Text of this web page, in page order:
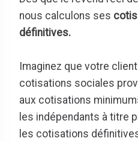
nous calculons ses
définitives.
Imaginez que votre
cotisations sociales
aux cotisations
les indépendants à titre
les cotisations